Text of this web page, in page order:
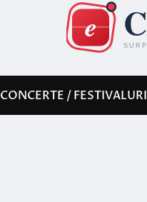
CONCERTE / FESTIVALURI